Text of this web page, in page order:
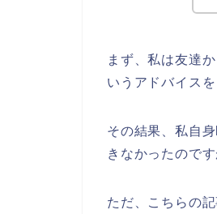
まず、私は友達
いうアドバイス
その結果、私自
きなかったのです
ただ、こちらの